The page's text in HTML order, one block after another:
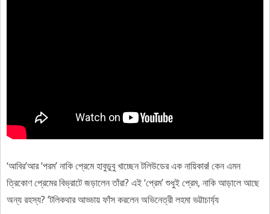
‘আবির’আর ‘পরম’ নাকি প্রেমে হাবুডুবু খাচ্ছেন টলিউডের এক নায়িকার! কেন এমন
ত্রিকোণ প্রেমের বিভ্রাটে জড়ালেন তাঁরা? এই ‘প্রেম’ শুধুই প্রেম, নাকি আড়ালে আছে
অন্য রহস্য? ‘টলিকথার আড্ডায় ফাঁস করলেন অভিনেত্রী লহমা ভট্টাচার্য্য